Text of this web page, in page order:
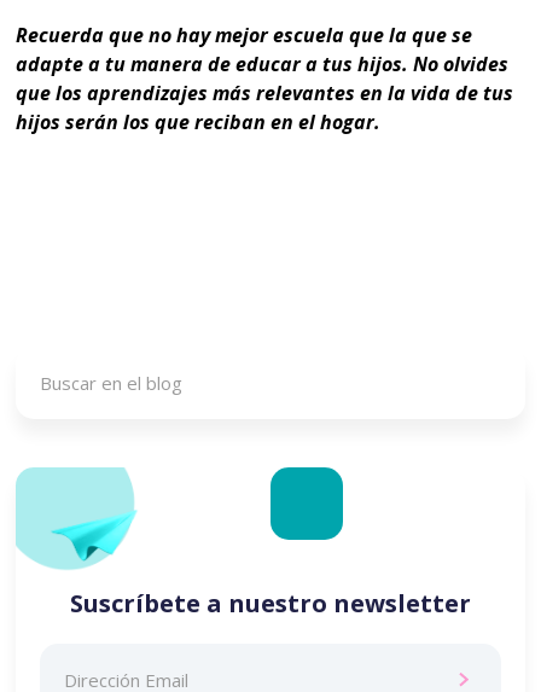
Recuerda que no hay mejor escuela que la que se
adapte a tu manera de educar a tus hijos. No olvides
que los aprendizajes más relevantes en la vida de tus
hijos serán los que reciban en el hogar.
Suscríbete a nuestro newsletter